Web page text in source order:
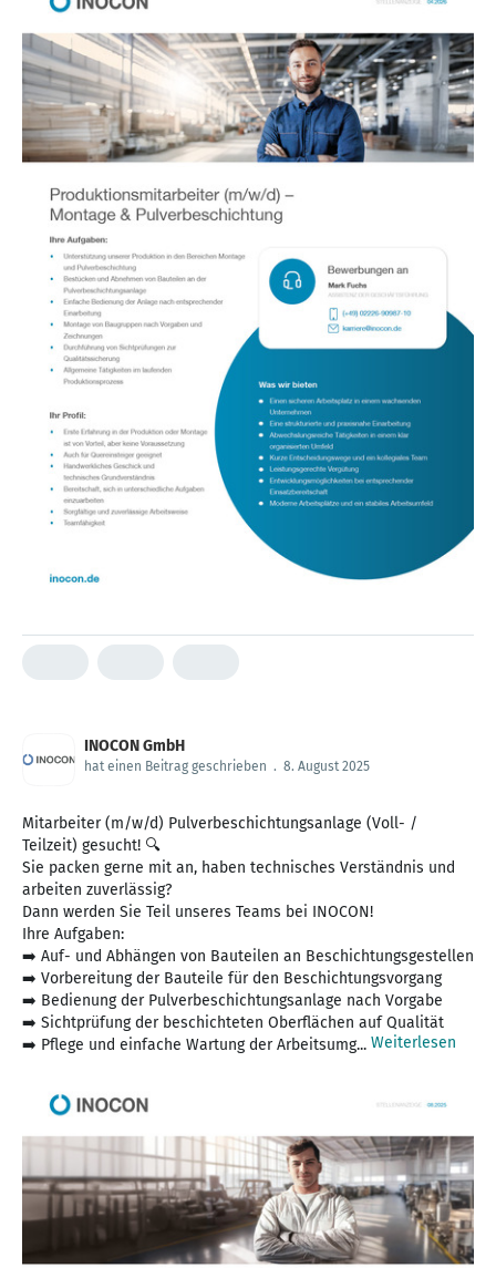
INOCON GmbH
hat einen Beitrag geschrieben . 8. August 2025
Mitarbeiter (m/w/d) Pulverbeschichtungsanlage (Voll- /
Teilzeit) gesucht! 🔍
Sie packen gerne mit an, haben technisches Verständnis und
arbeiten zuverlässig?
Dann werden Sie Teil unseres Teams bei INOCON!
Ihre Aufgaben:
➡️ Auf- und Abhängen von Bauteilen an Beschichtungsgestellen
➡️ Vorbereitung der Bauteile für den Beschichtungsvorgang
➡️ Bedienung der Pulverbeschichtungsanlage nach Vorgabe
➡️ Sichtprüfung der beschichteten Oberflächen auf Qualität
➡️ Pflege und einfache Wartung der Arbeitsumg... Weiterlesen